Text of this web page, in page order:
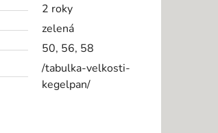
2 roky
zelená
50, 56, 58
/tabulka-velkosti-
kegelpan/